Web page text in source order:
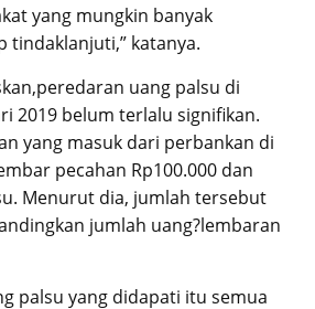
yang mungkin banyak
tindaklanjuti,” katanya.
uang palsu di
2019 belum terlalu signifikan.
yang masuk dari perbankan di
pecahan Rp100.000 dan
Menurut dia, jumlah tersebut
jumlah uang?lembaran
palsu yang didapati itu semua